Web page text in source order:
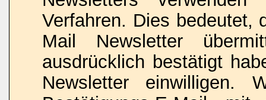
Verfahren. Dies bedeutet,
Mail Newsletter
ausdrücklich bestätigt
Newsletter einwilligen.